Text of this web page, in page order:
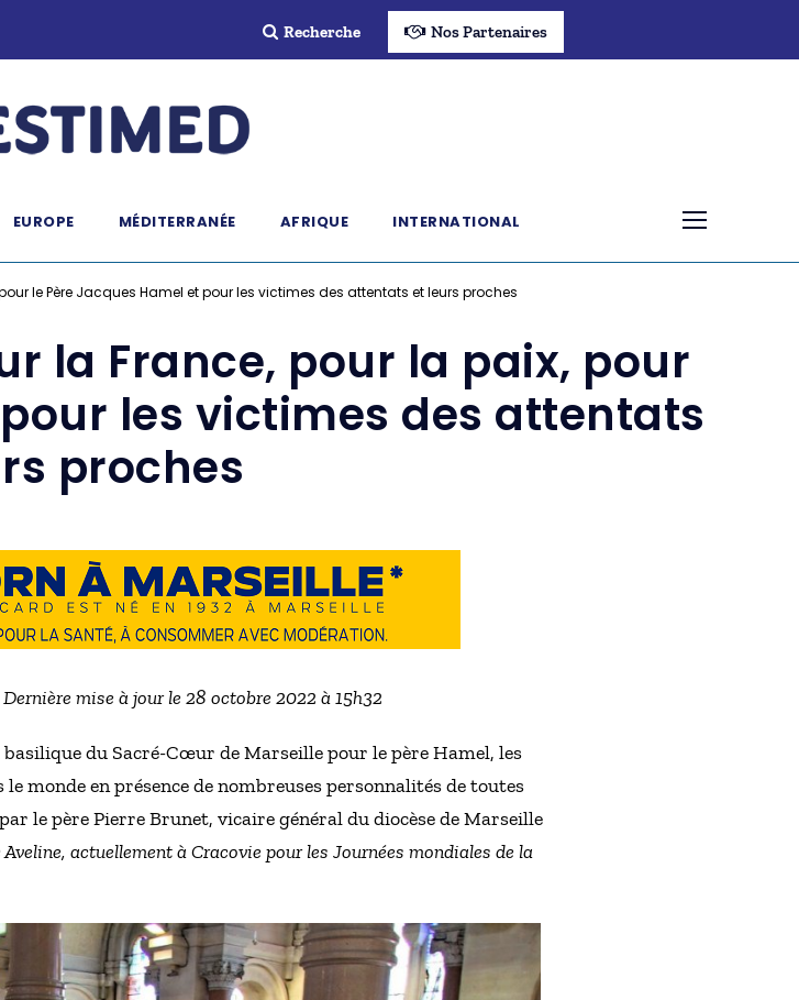
Recherche Nos Partenaires
EUROPE MÉDITERRANÉE AFRIQUE INTERNATIONAL
le Père Jacques Hamel et pour les victimes des attentats et leurs proches
la France, pour la paix, pour
les victimes des attentats
proches
mise à jour le 28 octobre 2022 à 15h32
du Sacré-Cœur de Marseille pour le père Hamel, les
monde en présence de nombreuses personnalités de toutes
le père Pierre Brunet, vicaire général du diocèse de Marseille
actuellement à Cracovie pour les Journées mondiales de la